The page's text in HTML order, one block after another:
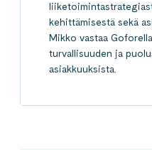
kehittämisestä sekä
Mikko vastaa
turvallisuuden ja
asiakkuuksista.